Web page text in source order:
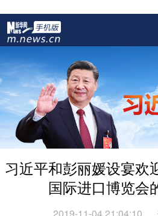
习近平和彭丽媛设宴欢
国际进口博览会
2019-11-04 21:04:10